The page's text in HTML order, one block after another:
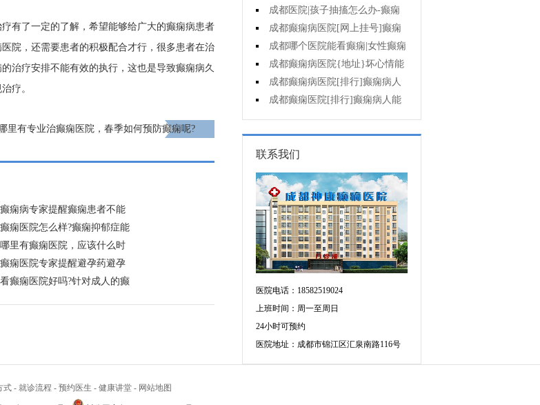
有了一定的了解，希望能够给广大的癫痫病患者
院，还需要患者的积极配合才行，很多患者在治
治疗安排不能有效的执行，这也是导致癫痫病久
疗。
里有专业治癫痫医院，春季如何预防癫痫呢?
痫病专家提醒癫痫患者不能
痫医院怎么样?癫痫抑郁症能
里有癫痫医院，应该什么时
痫医院专家提醒避孕药避孕
癫痫医院好吗?针对成人的癫
度公布」这些行为能有效减少癫痫
带来的智力损伤
成都医院|孩子抽搐怎么办-癫痫
长期治疗没有效果怎么办?
成都癫痫病医院[网上挂号]癫痫
病人可以运动吗?
成都哪个医院能看癫痫|女性癫痫
病人怀孕要如何护理?
成都癫痫病医院{地址}坏心情能
导致癫痫发作吗?
成都癫痫病医院[排行]癫痫病人
应当怎么治疗?
成都癫痫医院[排行]癫痫病人能
熬夜吗?
联系我们
医院电话：18582519024
上班时间：周一至周日
24小时可预约
医院地址：成都市锦江区汇泉南路116号
式 - 就诊流程 - 预约医生 - 健康讲堂 - 网站地图